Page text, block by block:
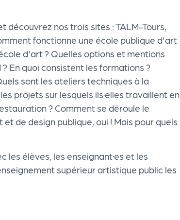
nos trois sites : TALM-Tours,
fonctionne une école publique d'art
d'art ? Quelles options et mentions
En quoi consistent les formations ?
sont les ateliers techniques à la
projets sur lesquels ils·elles travaillent en
? Comment se déroule le
de design publique, oui ! Mais pour quels
les élèves, les enseignant·es et les
supérieur artistique public les